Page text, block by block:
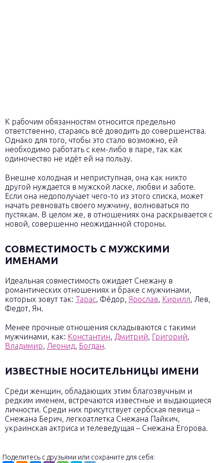
К рабочим обязанностям относится предельно
ответственно, стараясь всё доводить до совершенства.
Однако для того, чтобы это стало возможно, ей
необходимо работать с кем-либо в паре, так как
одиночество не идёт ей на пользу.
Внешне холодная и неприступная, она как никто
другой нуждается в мужской ласке, любви и заботе.
Если она недополучает чего-то из этого списка, может
начать ревновать своего мужчину, волноваться по
пустякам. В целом же, в отношениях она раскрывается с
новой, совершенно неожиданной стороны.
СОВМЕСТИМОСТЬ С МУЖСКИМИ
ИМЕНАМИ
Идеальная совместимость ожидает Снежану в
романтических отношениях и браке с мужчинами,
которых зовут так: Тарас, Фёдор, Ярослав, Кирилл, Лев,
Федот, Ян.
Менее прочные отношения складываются с такими
мужчинами, как: Константин, Дмитрий, Григорий,
Владимир, Леонид, Богдан.
ИЗВЕСТНЫЕ НОСИТЕЛЬНИЦЫ ИМЕНИ
Среди женщин, обладающих этим благозвучным и
редким именем, встречаются известные и выдающиеся
личности. Среди них присутствует сербская певица –
Снежана Берич, легкоатлетка Снежана Пайкич,
украинская актриса и телеведущая – Снежана Егорова.
Поделитесь с друзьями или сохраните для себя: